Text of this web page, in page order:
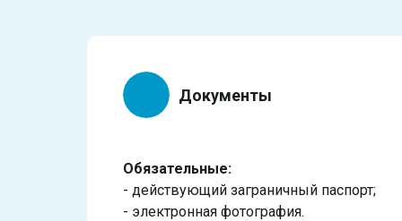
Документы
Обязательные:
- действующий заграничный паспорт;
- электронная фотография.